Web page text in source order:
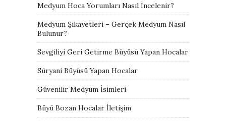
Medyum Hoca Yorumları Nasıl İncelenir?
Medyum Şikayetleri – Gerçek Medyum Nasıl
Bulunur?
Sevgiliyi Geri Getirme Büyüsü Yapan Hocalar
Süryani Büyüsü Yapan Hocalar
Güvenilir Medyum İsimleri
Büyü Bozan Hocalar İletişim